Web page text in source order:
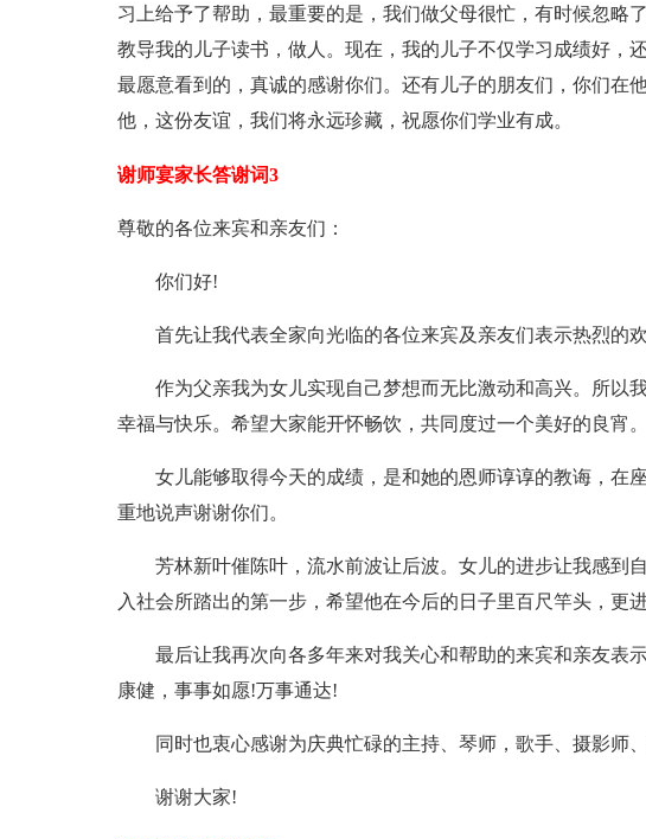
习上给予了帮助，最重要的是，我们做父母很忙，有时候忽略
教导我的儿子读书，做人。现在，我的儿子不仅学习成绩好，
最愿意看到的，真诚的感谢你们。还有儿子的朋友们，你们在
他，这份友谊，我们将永远珍藏，祝愿你们学业有成。
谢师宴家长答谢词3
尊敬的各位来宾和亲友们：
你们好!
首先让我代表全家向光临的各位来宾及亲友们表示热烈的
作为父亲我为女儿实现自己梦想而无比激动和高兴。所以
幸福与快乐。希望大家能开怀畅饮，共同度过一个美好的良宵。
女儿能够取得今天的成绩，是和她的恩师谆谆的教诲，在
重地说声谢谢你们。
芳林新叶催陈叶，流水前波让后波。女儿的进步让我感到
入社会所踏出的第一步，希望他在今后的日子里百尺竿头，更
最后让我再次向各多年来对我关心和帮助的来宾和亲友表
康健，事事如愿!万事通达!
同时也衷心感谢为庆典忙碌的主持、琴师，歌手、摄影师
谢谢大家!